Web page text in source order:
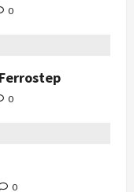
0
0
0